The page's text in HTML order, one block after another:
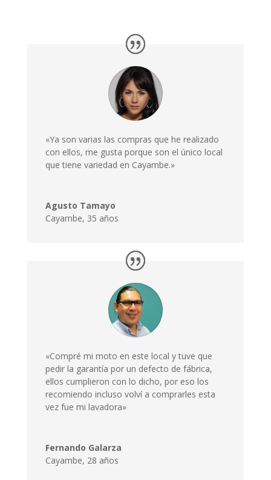
«Ya son varias las compras que he realizado
con ellos, me gusta porque son el único local
que tiene variedad en Cayambe.»
Agusto Tamayo
Cayambe, 35 años
«Compré mi moto en este local y tuve que
pedir la garantía por un defecto de fábrica,
ellos cumplieron con lo dicho, por eso los
recomiendo incluso volví a comprarles esta
vez fue mi lavadora»
Fernando Galarza
Cayambe, 28 años